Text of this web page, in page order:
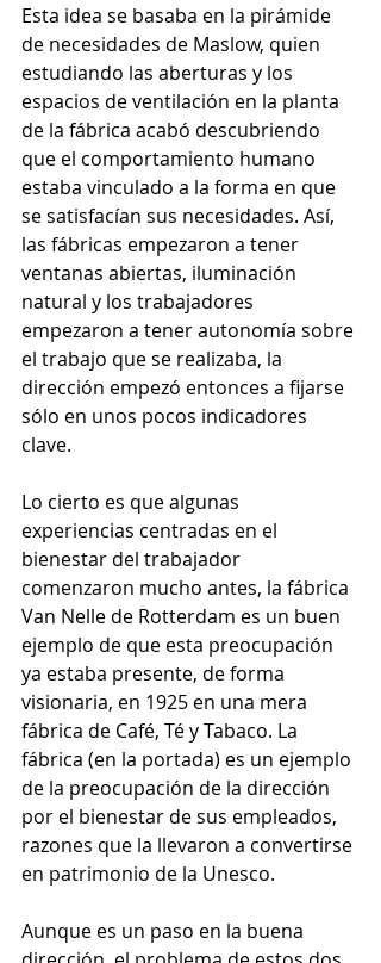
Esta idea se basaba en la pirámide
de necesidades de Maslow, quien
estudiando las aberturas y los
espacios de ventilación en la planta
de la fábrica acabó descubriendo
que el comportamiento humano
estaba vinculado a la forma en que
se satisfacían sus necesidades. Así,
las fábricas empezaron a tener
ventanas abiertas, iluminación
natural y los trabajadores
empezaron a tener autonomía sobre
el trabajo que se realizaba, la
dirección empezó entonces a fijarse
sólo en unos pocos indicadores
clave.
Lo cierto es que algunas
experiencias centradas en el
bienestar del trabajador
comenzaron mucho antes, la fábrica
Van Nelle de Rotterdam es un buen
ejemplo de que esta preocupación
ya estaba presente, de forma
visionaria, en 1925 en una mera
fábrica de Café, Té y Tabaco. La
fábrica (en la portada) es un ejemplo
de la preocupación de la dirección
por el bienestar de sus empleados,
razones que la llevaron a convertirse
en patrimonio de la Unesco.
Aunque es un paso en la buena